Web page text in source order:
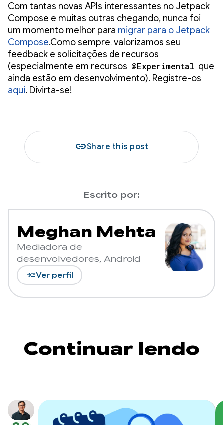
Com tantas novas APIs interessantes no Jetpack
Compose e muitas outras chegando, nunca foi
um momento melhor para migrar para o Jetpack
Compose.Como sempre, valorizamos seu
feedback e solicitações de recursos
(especialmente em recursos @Experimental que
ainda estão em desenvolvimento). Registre-os
aqui. Divirta-se!
linkShare this post
Escrito por:
Meghan Mehta
Mediadora de
desenvolvedores, Android
read_moreVer perfil
Continuar lendo